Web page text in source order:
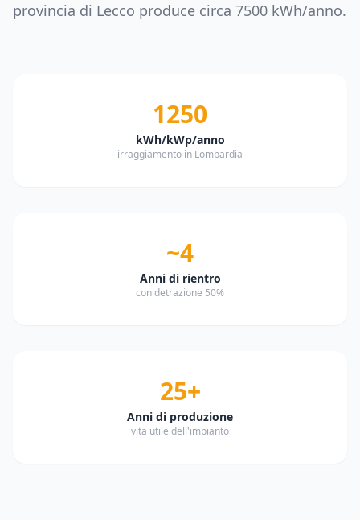
provincia di Lecco produce circa 7500 kWh/anno.
1250
kWh/kWp/anno
irraggiamento in Lombardia
~4
Anni di rientro
con detrazione 50%
25+
Anni di produzione
vita utile dell'impianto